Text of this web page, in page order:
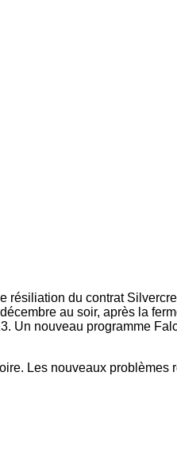
résiliation du contrat
au soir, après la
Un nouveau programme
Les nouveaux problèmes